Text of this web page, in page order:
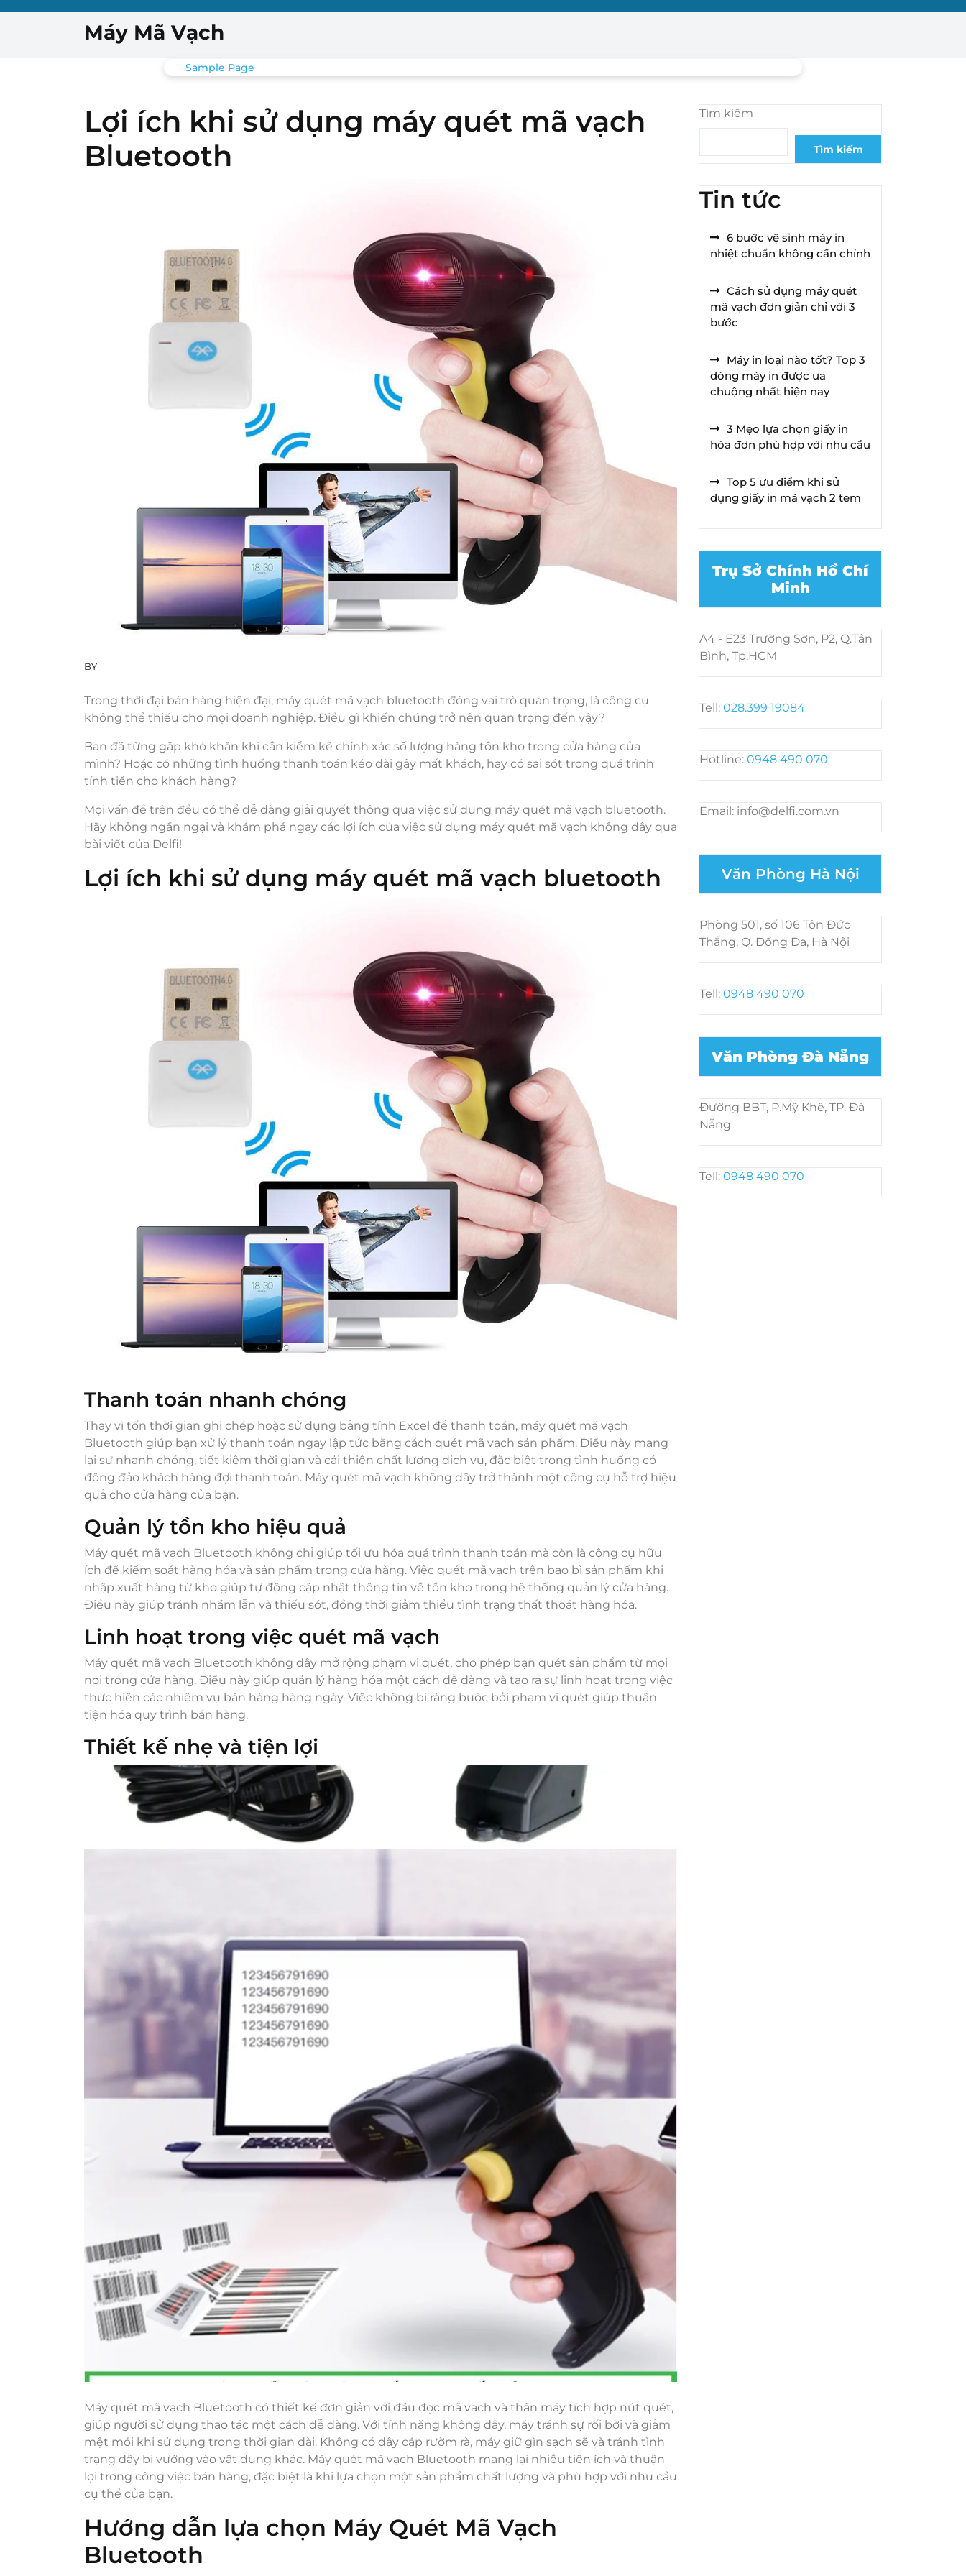
Máy Mã Vạch
Sample Page
Lợi ích khi sử dụng máy quét mã vạch
Bluetooth
BY
Trong thời đại bán hàng hiện đại, máy quét mã vạch bluetooth đóng vai trò quan trọng, là công cụ
không thể thiếu cho mọi doanh nghiệp. Điều gì khiến chúng trở nên quan trọng đến vậy?
Bạn đã từng gặp khó khăn khi cần kiểm kê chính xác số lượng hàng tồn kho trong cửa hàng của
mình? Hoặc có những tình huống thanh toán kéo dài gây mất khách, hay có sai sót trong quá trình
tính tiền cho khách hàng?
Mọi vấn đề trên đều có thể dễ dàng giải quyết thông qua việc sử dụng máy quét mã vạch bluetooth.
Hãy không ngần ngại và khám phá ngay các lợi ích của việc sử dụng máy quét mã vạch không dây qua
bài viết của Delfi!
Lợi ích khi sử dụng máy quét mã vạch bluetooth
Thanh toán nhanh chóng
Thay vì tốn thời gian ghi chép hoặc sử dụng bảng tính Excel để thanh toán, máy quét mã vạch
Bluetooth giúp bạn xử lý thanh toán ngay lập tức bằng cách quét mã vạch sản phẩm. Điều này mang
lại sự nhanh chóng, tiết kiệm thời gian và cải thiện chất lượng dịch vụ, đặc biệt trong tình huống có
đông đảo khách hàng đợi thanh toán. Máy quét mã vạch không dây trở thành một công cụ hỗ trợ hiệu
quả cho cửa hàng của bạn.
Quản lý tồn kho hiệu quả
Máy quét mã vạch Bluetooth không chỉ giúp tối ưu hóa quá trình thanh toán mà còn là công cụ hữu
ích để kiểm soát hàng hóa và sản phẩm trong cửa hàng. Việc quét mã vạch trên bao bì sản phẩm khi
nhập xuất hàng từ kho giúp tự động cập nhật thông tin về tồn kho trong hệ thống quản lý cửa hàng.
Điều này giúp tránh nhầm lẫn và thiếu sót, đồng thời giảm thiểu tình trạng thất thoát hàng hóa.
Linh hoạt trong việc quét mã vạch
Máy quét mã vạch Bluetooth không dây mở rộng phạm vi quét, cho phép bạn quét sản phẩm từ mọi
nơi trong cửa hàng. Điều này giúp quản lý hàng hóa một cách dễ dàng và tạo ra sự linh hoạt trong việc
thực hiện các nhiệm vụ bán hàng hàng ngày. Việc không bị ràng buộc bởi phạm vi quét giúp thuận
tiện hóa quy trình bán hàng.
Thiết kế nhẹ và tiện lợi
Máy quét mã vạch Bluetooth có thiết kế đơn giản với đầu đọc mã vạch và thân máy tích hợp nút quét,
giúp người sử dụng thao tác một cách dễ dàng. Với tính năng không dây, máy tránh sự rối bời và giảm
mệt mỏi khi sử dụng trong thời gian dài. Không có dây cáp rườm rà, máy giữ gìn sạch sẽ và tránh tình
trạng dây bị vướng vào vật dụng khác. Máy quét mã vạch Bluetooth mang lại nhiều tiện ích và thuận
lợi trong công việc bán hàng, đặc biệt là khi lựa chọn một sản phẩm chất lượng và phù hợp với nhu cầu
cụ thể của bạn.
Hướng dẫn lựa chọn Máy Quét Mã Vạch
Bluetooth
Tìm kiếm
Tìm kiếm
Tin tức
6 bước vệ sinh máy in
nhiệt chuẩn không cần chỉnh
Cách sử dụng máy quét
mã vạch đơn giản chỉ với 3
bước
Máy in loại nào tốt? Top 3
dòng máy in được ưa
chuộng nhất hiện nay
3 Mẹo lựa chọn giấy in
hóa đơn phù hợp với nhu cầu
Top 5 ưu điểm khi sử
dụng giấy in mã vạch 2 tem
Trụ Sở Chính Hồ Chí
Minh
A4 - E23 Trường Sơn, P2, Q.Tân
Bình, Tp.HCM
Tell: 028.399 19084
Hotline: 0948 490 070
Email: info@delfi.com.vn
Văn Phòng Hà Nội
Phòng 501, số 106 Tôn Đức
Thắng, Q. Đống Đa, Hà Nội
Tell: 0948 490 070
Văn Phòng Đà Nẵng
Đường BBT, P.Mỹ Khê, TP. Đà
Nẵng
Tell: 0948 490 070